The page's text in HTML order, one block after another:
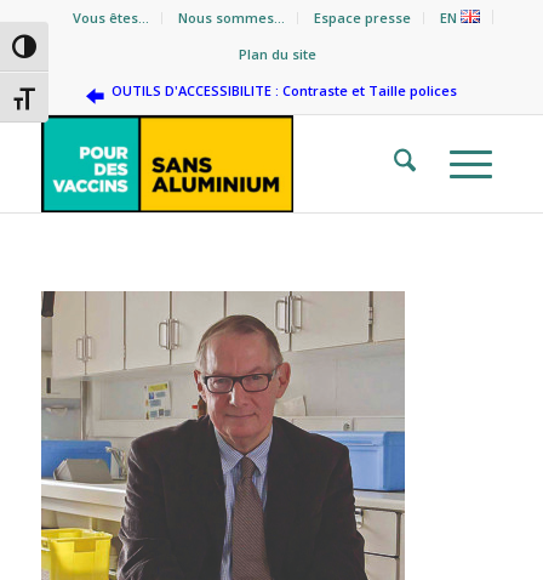
Passer en contraste élevé
Changer la taille de la police
Vous êtes… Nous sommes… Espace presse
EN
Plan du site
OUTILS D'ACCESSIBILITE : Contraste et Taille polices